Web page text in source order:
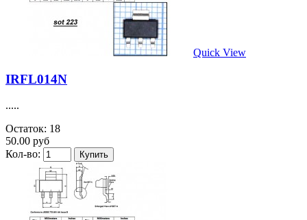
Quick View
IRFL014N
.....
Остаток: 18
50.00 руб
Кол-во: